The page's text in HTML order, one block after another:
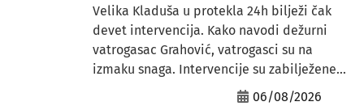
Velika Kladuša u protekla 24h bilježi čak
devet intervencija. Kako navodi dežurni
vatrogasac Grahović, vatrogasci su na
izmaku snaga. Intervencije su zabilježene...
06/08/2026